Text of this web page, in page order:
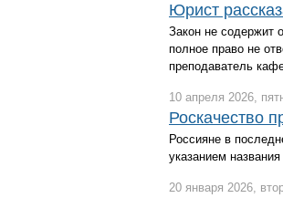
Юрист
Закон не содержит
полное право не
преподаватель
10 апреля 2026,
Роскачество
Россияне в
указанием названия
20 января 2026,